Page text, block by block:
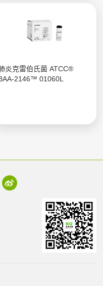
炎克雷伯氏菌 ATCC®
2146™ 01060L